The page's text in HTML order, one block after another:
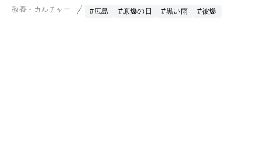
教養・カルチャー #広島 #原爆の日 #黒い雨 #被爆